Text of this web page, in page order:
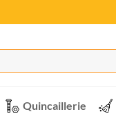
Quincaillerie